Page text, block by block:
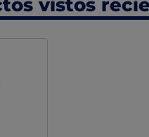
vistos